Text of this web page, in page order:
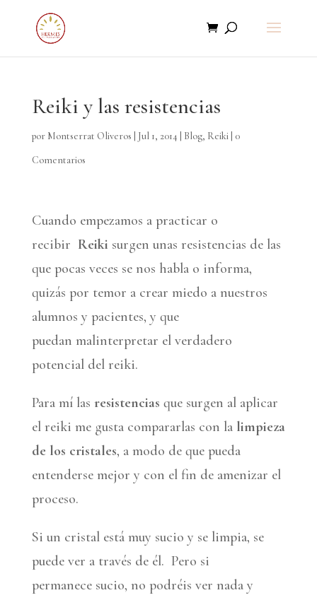
Reiki y las resistencias
por Montserrat Oliveros Jul 1, 2014 Blog, Reiki| 0
Comentarios
Cuando empezamos a practicar o
recibir Reiki surgen unas resistencias de las
que pocas veces se nos habla o informa,
quizás por temor a crear miedo a nuestros
alumnos y pacientes, y que
puedan malinterpretar el verdadero
potencial del reiki.
Para mí las resistencias que surgen al aplicar
el reiki me gusta compararlas con la limpieza
de los cristales, a modo de que pueda
entenderse mejor y con el fin de amenizar el
proceso.
Si un cristal está muy sucio y se limpia, se
puede ver a través de él. Pero si
permanece sucio, no podréis ver nada y